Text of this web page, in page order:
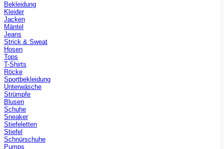
Bekleidung
Kleider
Jacken
Mäntel
Jeans
Strick & Sweat
Hosen
Tops
T-Shirts
Röcke
Sportbekleidung
Unterwäsche
Strümpfe
Blusen
Schuhe
Sneaker
Stiefeletten
Stiefel
Schnürschuhe
Pumps